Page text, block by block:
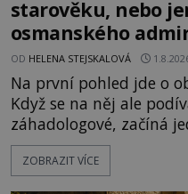
starověku, nebo
osmanského
OD HELENA STEJSKALOVÁ
Na první pohled jde o
Když se na něj ale
záhadologové, začíná
moderní historie.
1513 kreslí mapu
ZOBRAZIT VÍCE